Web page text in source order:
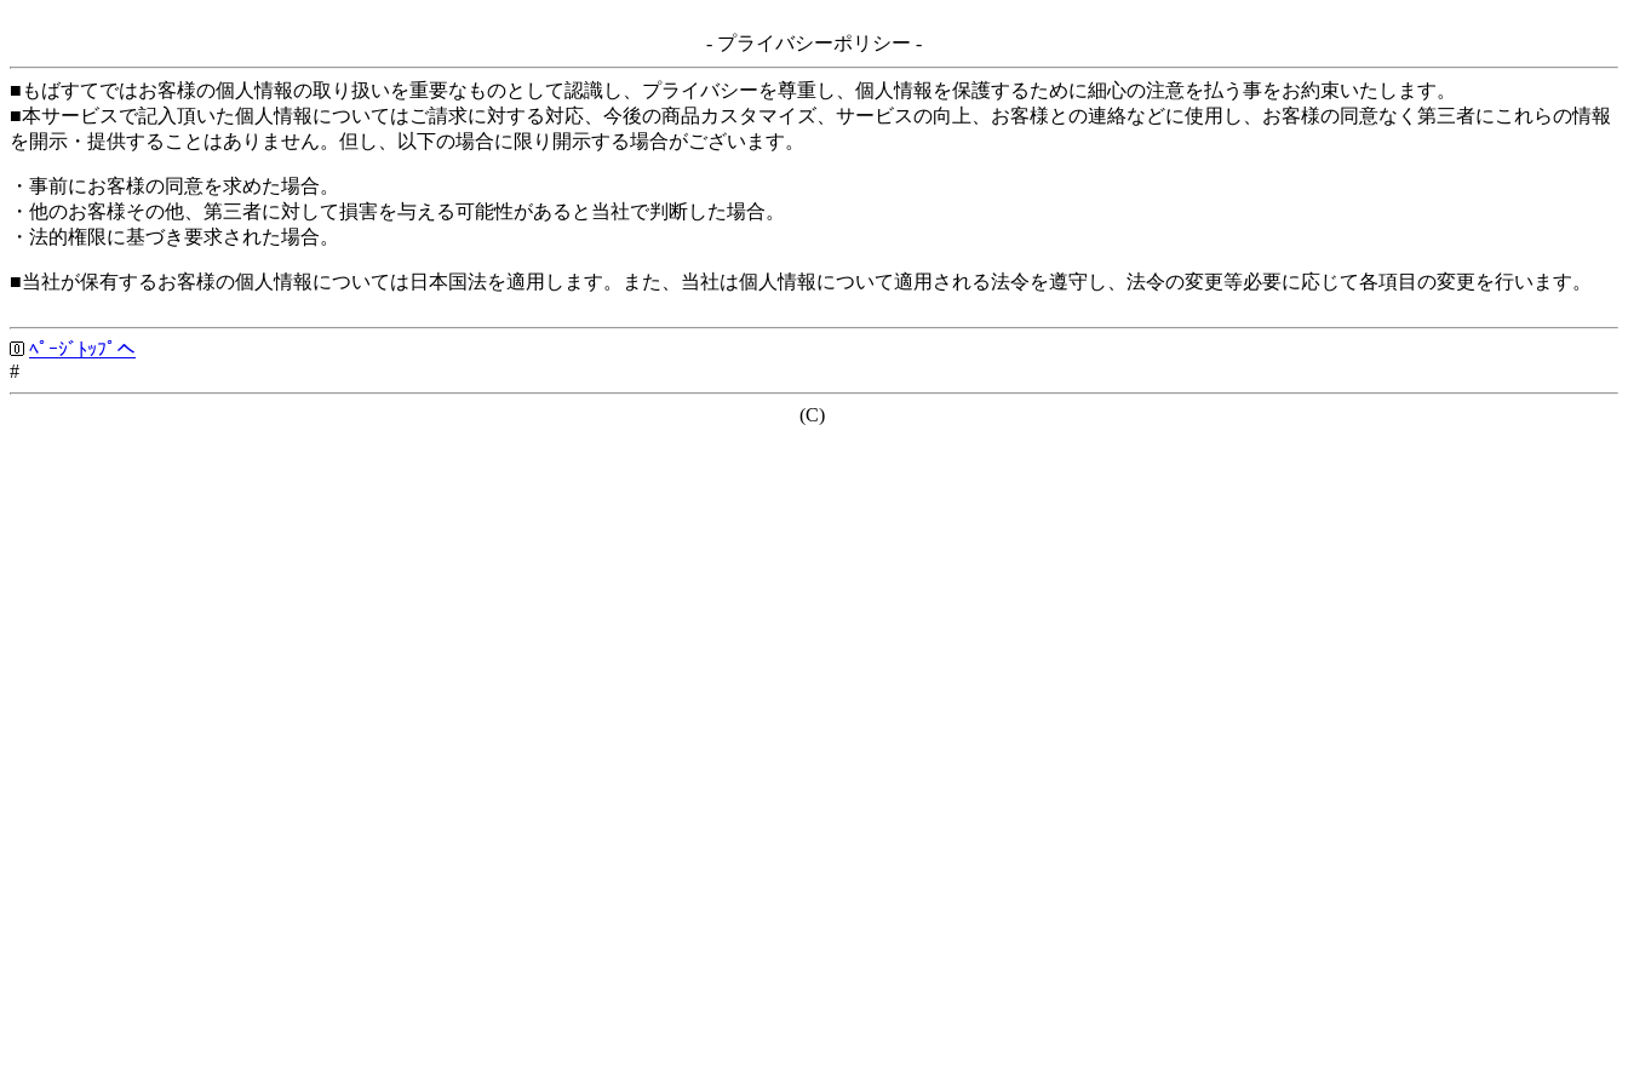
- プライバシーポリシー -
■もばすてではお客様の個人情報の取り扱いを重要なものとして認識し、プライバシーを尊重し、個人情報を保護するために細心の注意を払う事をお約束いたします。
■本サービスで記入頂いた個人情報についてはご請求に対する対応、今後の商品カスタマイズ、サービスの向上、お客様との連絡などに使用し、お客様の同意なく第三者にこれらの情報
を開示・提供することはありません。但し、以下の場合に限り開示する場合がございます。
・事前にお客様の同意を求めた場合。
・他のお客様その他、第三者に対して損害を与える可能性があると当社で判断した場合。
・法的権限に基づき要求された場合。
■当社が保有するお客様の個人情報については日本国法を適用します。また、当社は個人情報について適用される法令を遵守し、法令の変更等必要に応じて各項目の変更を行います。
ﾍﾟｰｼﾞﾄｯﾌﾟへ
#
(C)